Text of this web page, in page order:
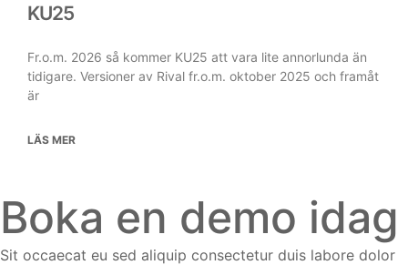
KU25
Fr.o.m. 2026 så kommer KU25 att vara lite annorlunda än
tidigare. Versioner av Rival fr.o.m. oktober 2025 och framåt
är
LÄS MER
Boka en demo idag
Sit occaecat eu sed aliquip consectetur duis labore dolor